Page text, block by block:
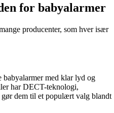
for babyalarmer
producenter, som hver især
med klar lyd og
har DECT-teknologi,
dem til et populært valg blandt